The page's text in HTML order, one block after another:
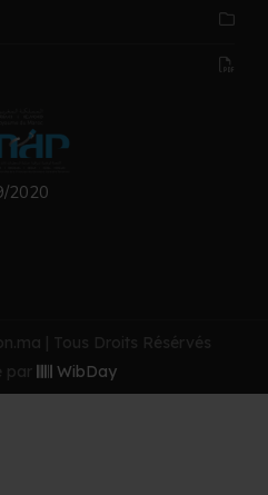
2020
| Tous Droits Résérvés
par
WibDay